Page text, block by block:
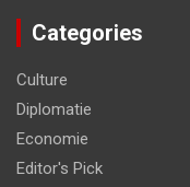
Categories
Culture
Diplomatie
Economie
Editor's Pick